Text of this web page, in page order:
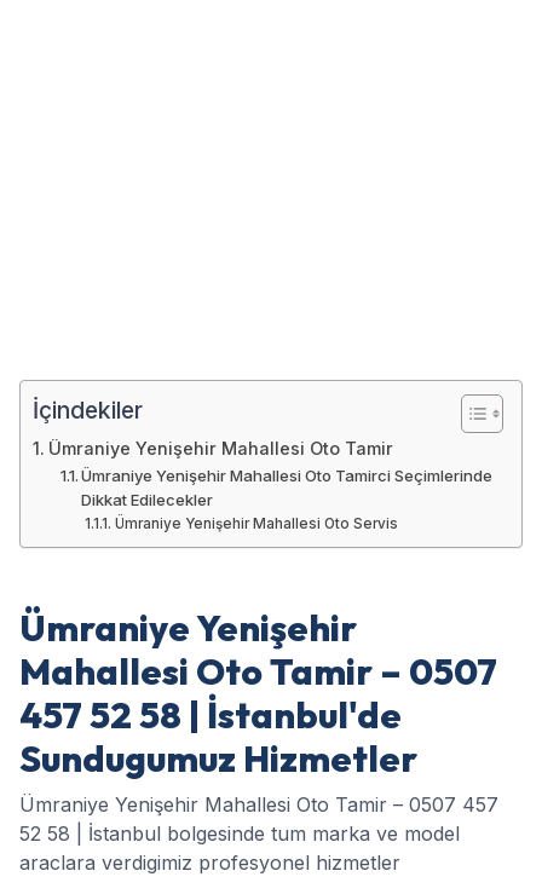
İçindekiler
Ümraniye Yenişehir Mahallesi Oto Tamir
Ümraniye Yenişehir Mahallesi Oto Tamirci Seçimlerinde
Dikkat Edilecekler
Ümraniye Yenişehir Mahallesi Oto Servis
Ümraniye Yenişehir
Mahallesi Oto Tamir – 0507
457 52 58 | İstanbul'de
Sundugumuz Hizmetler
Ümraniye Yenişehir Mahallesi Oto Tamir – 0507 457
52 58 | İstanbul bolgesinde tum marka ve model
araclara verdigimiz profesyonel hizmetler